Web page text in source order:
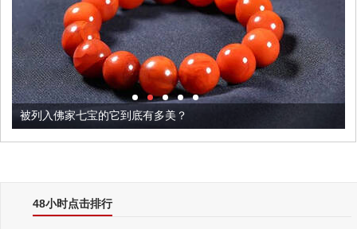
被列入佛家七宝的它到底有多美？
48小时点击排行